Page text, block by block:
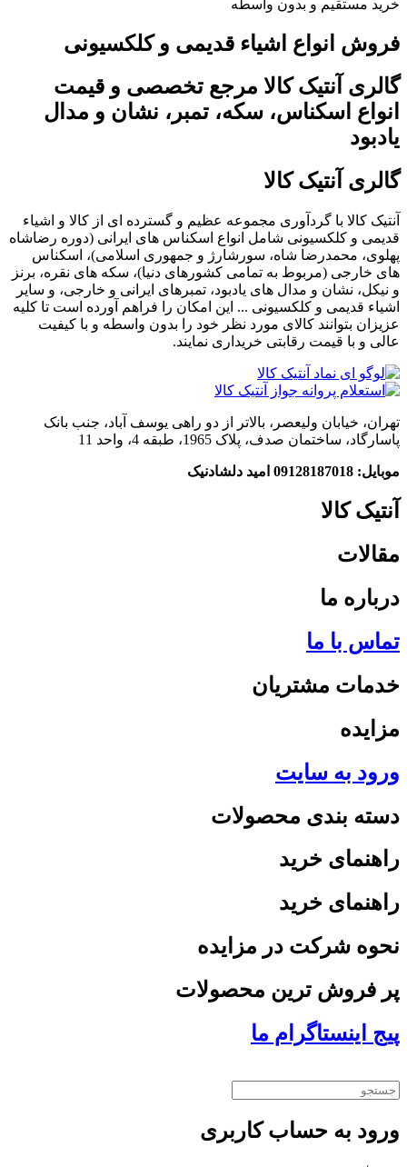
خرید مستقیم و بدون واسطه
فروش انواع اشیاء قدیمی و کلکسیونی
گالری آنتیک کالا مرجع تخصصی و قیمت
انواع اسکناس، سکه، تمبر، نشان و مدال
یادبود
گالری آنتیک کالا
آنتیک کالا با گردآوری مجموعه عظیم و گسترده ای از کالا و اشیاء
قدیمی و کلکسیونی شامل انواع اسکناس های ایرانی (دوره رضاشاه
پهلوی، محمدرضا شاه، سورشارژ و جمهوری اسلامی)، اسکناس
های خارجی (مربوط به تمامی کشورهای دنیا)، سکه های نقره، برنز
و نیکل، نشان و مدال های یادبود، تمبرهای ایرانی و خارجی، و سایر
اشیاء قدیمی و کلکسیونی ... این امکان را فراهم آورده است تا کلیه
عزیزان بتوانند کالای مورد نظر خود را بدون واسطه و با کیفیت
عالی و با قیمت رقابتی خریداری نمایند.
تهران، خیابان ولیعصر، بالاتر از دو راهی یوسف آباد، جنب بانک
پاسارگاد، ساختمان صدف، پلاک 1965، طبقه 4، واحد 11
موبایل: 09128187018 امید دلشادنیک
آنتیک کالا
مقالات
درباره ما
تماس با ما
خدمات مشتریان
مزایده
ورود به سایت
دسته بندی محصولات
راهنمای خرید
راهنمای خرید
نحوه شرکت در مزایده
پر فروش ترین محصولات
پیج اینستاگرام ما
ورود به حساب کاربری